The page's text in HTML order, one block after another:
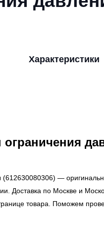
Характеристики
—
Доставка по Москве и
товара. Поможем